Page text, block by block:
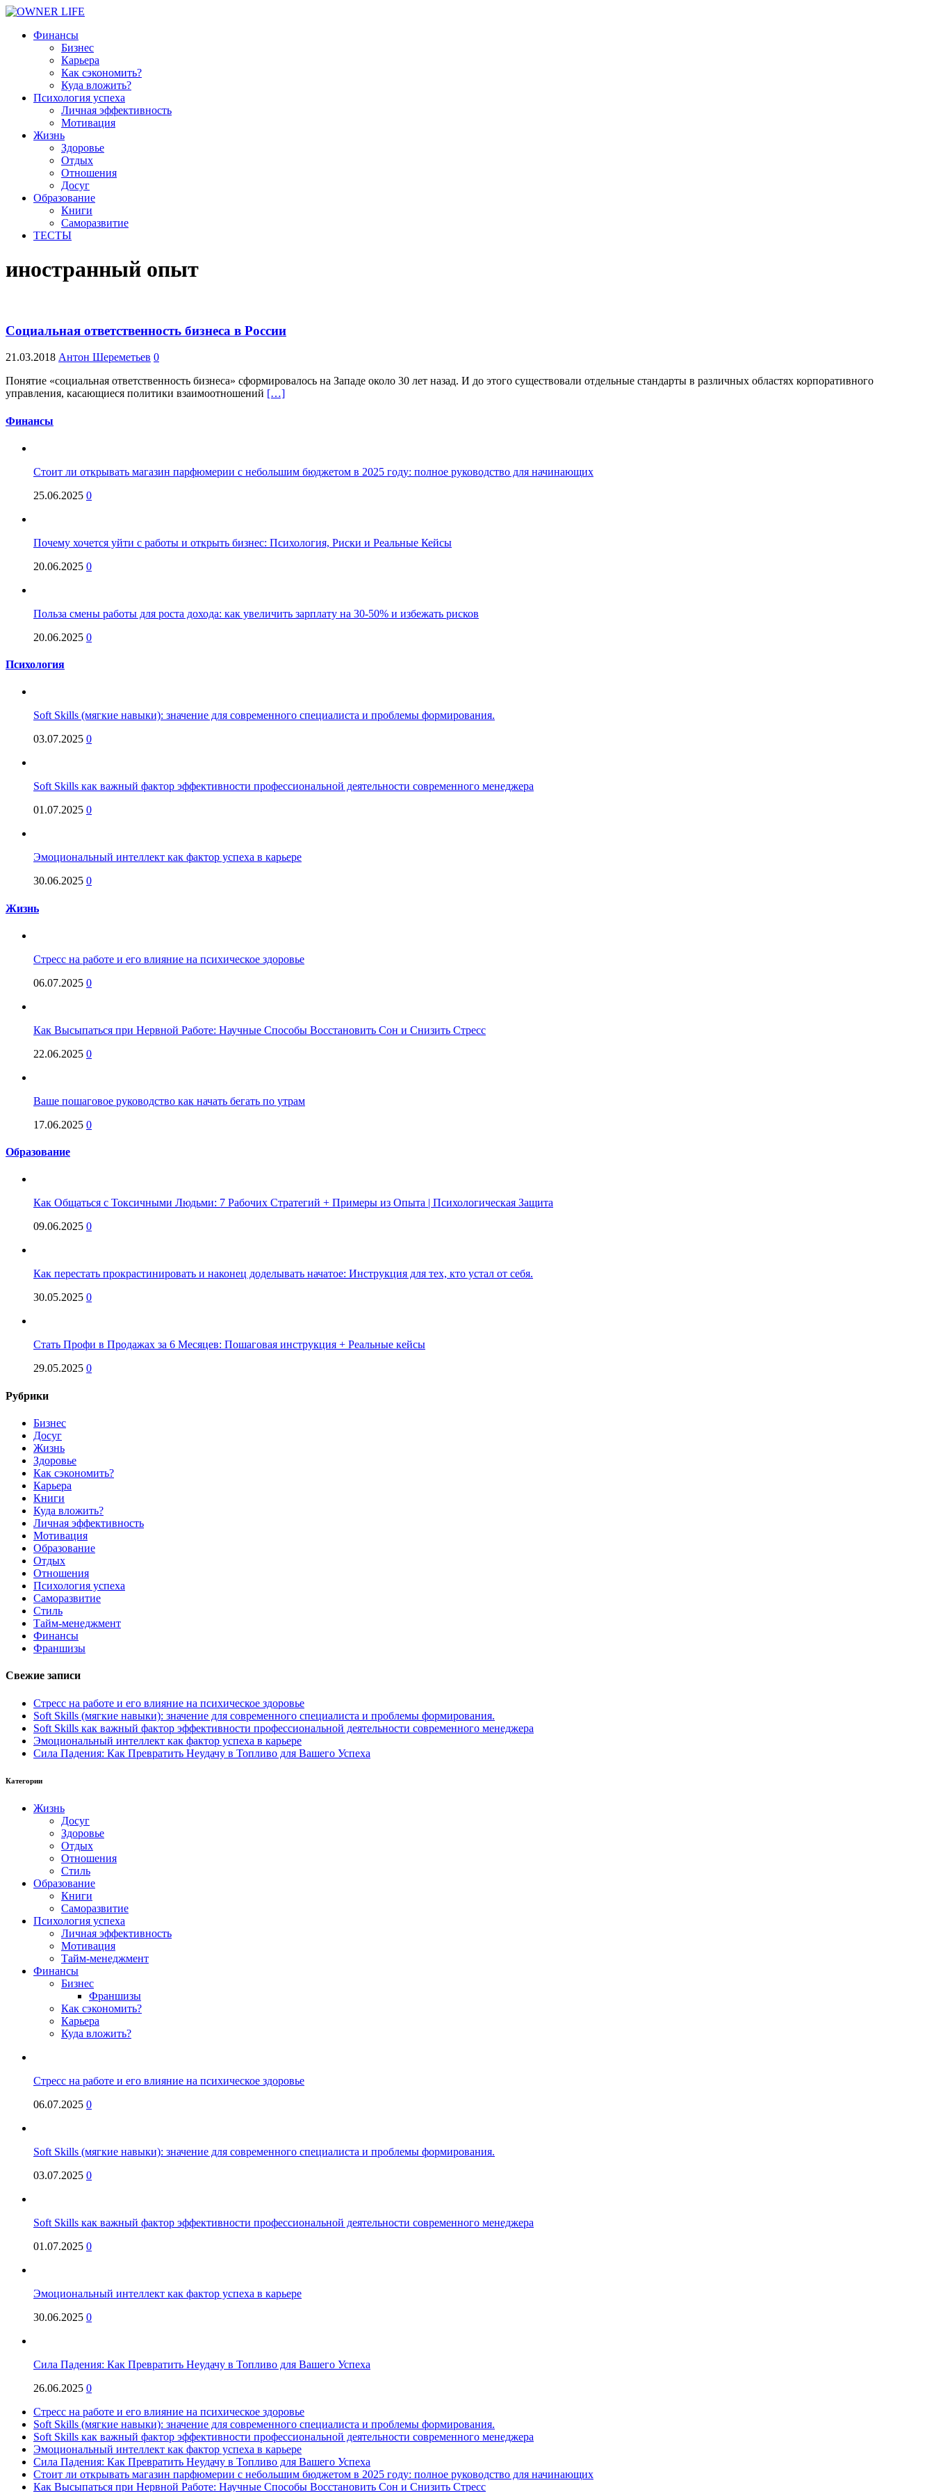
Финансы
Бизнес
Карьера
Как сэкономить?
Куда вложить?
Психология успеха
Личная эффективность
Мотивация
Жизнь
Здоровье
Отдых
Отношения
Досуг
Образование
Книги
Саморазвитие
ТЕСТЫ
иностранный опыт
Социальная ответственность бизнеса в России
21.03.2018 Антон Шереметьев 0
Понятие «социальная ответственность бизнеса» сформировалось на Западе около 30 лет назад. И до этого существовали отдельные стандарты в различных областях корпоративного
управления, касающиеся политики взаимоотношений […]
Финансы
Стоит ли открывать магазин парфюмерии с небольшим бюджетом в 2025 году: полное руководство для начинающих
25.06.2025 0
Почему хочется уйти с работы и открыть бизнес: Психология, Риски и Реальные Кейсы
20.06.2025 0
Польза смены работы для роста дохода: как увеличить зарплату на 30-50% и избежать рисков
20.06.2025 0
Психология
Soft Skills (мягкие навыки): значение для современного специалиста и проблемы формирования.
03.07.2025 0
Soft Skills как важный фактор эффективности профессиональной деятельности современного менеджера
01.07.2025 0
Эмоциональный интеллект как фактор успеха в карьере
30.06.2025 0
Жизнь
Стресс на работе и его влияние на психическое здоровье
06.07.2025 0
Как Высыпаться при Нервной Работе: Научные Способы Восстановить Сон и Снизить Стресс
22.06.2025 0
Ваше пошаговое руководство как начать бегать по утрам
17.06.2025 0
Образование
Как Общаться с Токсичными Людьми: 7 Рабочих Стратегий + Примеры из Опыта | Психологическая Защита
09.06.2025 0
Как перестать прокрастинировать и наконец доделывать начатое: Инструкция для тех, кто устал от себя.
30.05.2025 0
Стать Профи в Продажах за 6 Месяцев: Пошаговая инструкция + Реальные кейсы
29.05.2025 0
Рубрики
Бизнес
Досуг
Жизнь
Здоровье
Как сэкономить?
Карьера
Книги
Куда вложить?
Личная эффективность
Мотивация
Образование
Отдых
Отношения
Психология успеха
Саморазвитие
Стиль
Тайм-менеджмент
Финансы
Франшизы
Свежие записи
Стресс на работе и его влияние на психическое здоровье
Soft Skills (мягкие навыки): значение для современного специалиста и проблемы формирования.
Soft Skills как важный фактор эффективности профессиональной деятельности современного менеджера
Эмоциональный интеллект как фактор успеха в карьере
Сила Падения: Как Превратить Неудачу в Топливо для Вашего Успеха
Категории
Жизнь
Досуг
Здоровье
Отдых
Отношения
Стиль
Образование
Книги
Саморазвитие
Психология успеха
Личная эффективность
Мотивация
Тайм-менеджмент
Финансы
Бизнес
Франшизы
Как сэкономить?
Карьера
Куда вложить?
Стресс на работе и его влияние на психическое здоровье
06.07.2025 0
Soft Skills (мягкие навыки): значение для современного специалиста и проблемы формирования.
03.07.2025 0
Soft Skills как важный фактор эффективности профессиональной деятельности современного менеджера
01.07.2025 0
Эмоциональный интеллект как фактор успеха в карьере
30.06.2025 0
Сила Падения: Как Превратить Неудачу в Топливо для Вашего Успеха
26.06.2025 0
Стресс на работе и его влияние на психическое здоровье
Soft Skills (мягкие навыки): значение для современного специалиста и проблемы формирования.
Soft Skills как важный фактор эффективности профессиональной деятельности современного менеджера
Эмоциональный интеллект как фактор успеха в карьере
Сила Падения: Как Превратить Неудачу в Топливо для Вашего Успеха
Стоит ли открывать магазин парфюмерии с небольшим бюджетом в 2025 году: полное руководство для начинающих
Как Высыпаться при Нервной Работе: Научные Способы Восстановить Сон и Снизить Стресс